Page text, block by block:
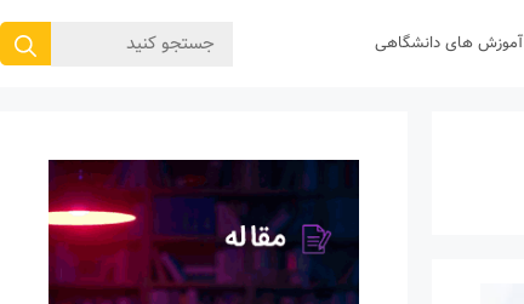
آموزش های دانشگاهی
جستجوی